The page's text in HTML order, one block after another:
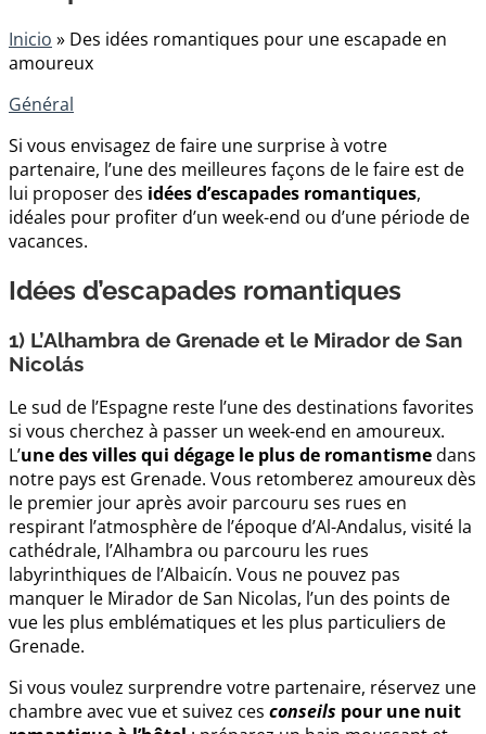
Inicio » Des idées romantiques pour une escapade en
amoureux
Général
Si vous envisagez de faire une surprise à votre
partenaire, l’une des meilleures façons de le faire est de
lui proposer des idées d’escapades romantiques,
idéales pour profiter d’un week-end ou d’une période de
vacances.
Idées d’escapades romantiques
1) L’Alhambra de Grenade et le Mirador de San
Nicolás
Le sud de l’Espagne reste l’une des destinations favorites
si vous cherchez à passer un week-end en amoureux.
L’une des villes qui dégage le plus de romantismedans
notre pays est Grenade. Vous retomberez amoureux dès
le premier jour après avoir parcouru ses rues en
respirant l’atmosphère de l’époque d’Al-Andalus, visité la
cathédrale, l’Alhambra ou parcouru les rues
labyrinthiques de l’Albaicín. Vous ne pouvez pas
manquer le Mirador de San Nicolas, l’un des points de
vue les plus emblématiques et les plus particuliers de
Grenade.
Si vous voulez surprendre votre partenaire, réservez une
chambre avec vue et suivez ces conseils pour une nuit